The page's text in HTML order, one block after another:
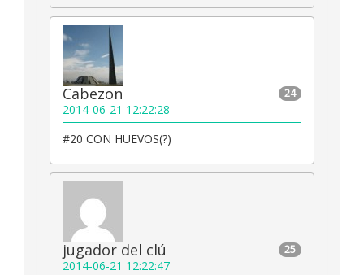
24
Cabezon
2014-06-21 12:22:28
#20 CON HUEVOS(?)
25
jugador del clú
2014-06-21 12:22:47